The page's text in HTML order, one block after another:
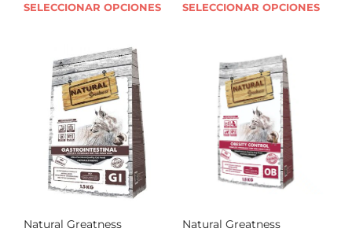
SELECCIONAR OPCIONES SELECCIONAR OPCIONES
Natural Greatness
Natural Greatness